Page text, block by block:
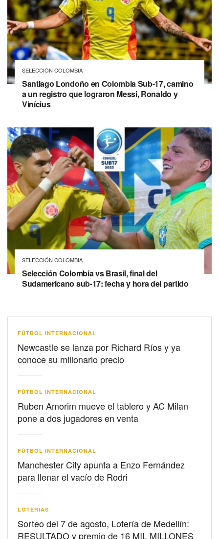
SELECCIÓN COLOMBIA
Santiago Londoño en Colombia Sub-17, camino
a un registro que lograron Messi, Ronaldo y
Vinícius
SELECCIÓN COLOMBIA
Selección Colombia vs Brasil, final del
Sudamericano sub-17: fecha y hora del partido
FÚTBOL INTERNACIONAL
Newcastle se lanza por Richard Ríos y ya
conoce su millonario precio
FÚTBOL INTERNACIONAL
Ruben Amorim mueve el tablero y AC Milan
pone a dos jugadores en venta
FÚTBOL INTERNACIONAL
Manchester City apunta a Enzo Fernández
para llenar el vacío de Rodri
LOTERIAS
Sorteo del 7 de agosto, Lotería de Medellín:
RESULTADO y premio de 16 MIL MILLONES